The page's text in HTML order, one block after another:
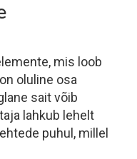
mis loob
oluline osa
sait võib
lahkub lehelt
puhul, millel